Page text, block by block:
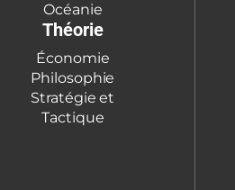
Océanie
Théorie
Économie
Philosophie
Stratégie et
Tactique